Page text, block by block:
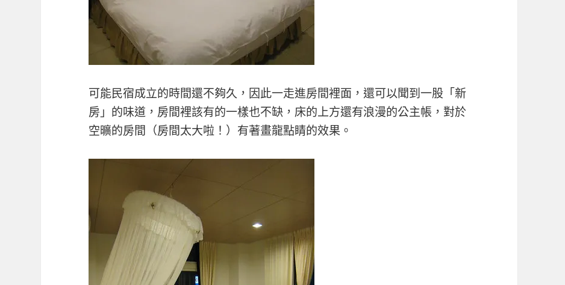
可能民宿成立的時間還不夠久，因此一走進房間裡面，還可以聞到一股「新
房」的味道，房間裡該有的一樣也不缺，床的上方還有浪漫的公主帳，對於
空曠的房間（房間太大啦！）有著畫龍點睛的效果。